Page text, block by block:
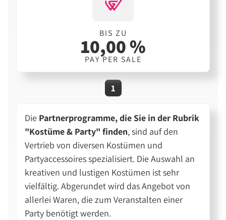
BIS ZU
10,00 %
PAY PER SALE
1
Die Partnerprogramme, die Sie in der Rubrik
"Kostüme & Party" finden, sind auf den
Vertrieb von diversen Kostümen und
Partyaccessoires spezialisiert. Die Auswahl an
kreativen und lustigen Kostümen ist sehr
vielfältig. Abgerundet wird das Angebot von
allerlei Waren, die zum Veranstalten einer
Party benötigt werden.